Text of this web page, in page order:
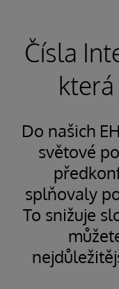
Čísla
Do našich
světové
splňovaly
To snižuje